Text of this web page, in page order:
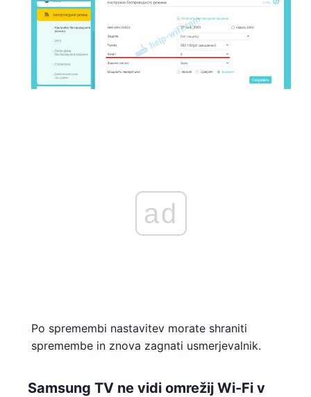
ad
Po spremembi nastavitev morate shraniti
spremembe in znova zagnati usmerjevalnik.
Samsung TV ne vidi omrežij Wi-Fi v